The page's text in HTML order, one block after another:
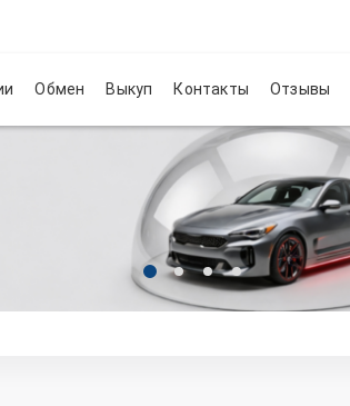
Обмен Выкуп Контакты Отзывы